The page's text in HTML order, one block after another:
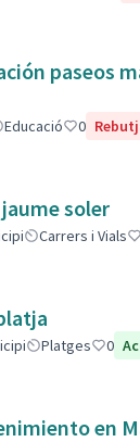
paseos
Educació 0
soler
Carrers i Vials
Platges 0
en